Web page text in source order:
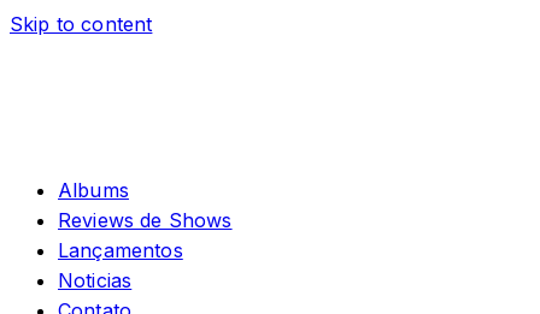
Skip to content
Albums
Reviews de Shows
Lançamentos
Noticias